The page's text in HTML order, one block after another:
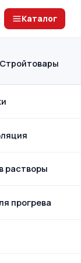
Каталог
Стройтовары
растворы
прогрева